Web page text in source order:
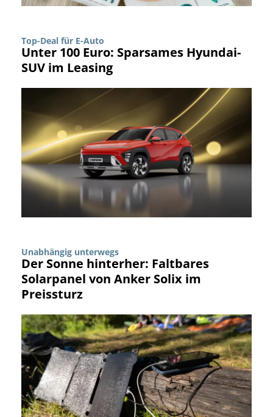
Top-Deal für E-Auto
Unter 100 Euro: Sparsames Hyundai-
SUV im Leasing
Unabhängig unterwegs
Der Sonne hinterher: Faltbares
Solarpanel von Anker Solix im
Preissturz